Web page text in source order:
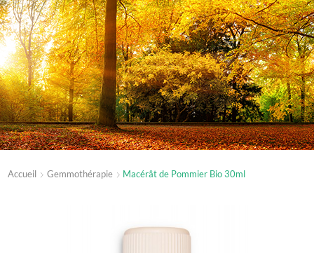
Accueil Gemmothérapie Macérât de Pommier Bio 30ml